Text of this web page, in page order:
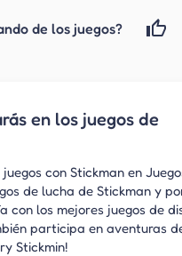
de los juegos?
en los juegos de
con Stickman en
de lucha de Stickman y
con los mejores juegos de
participa en aventuras
Stickmin!